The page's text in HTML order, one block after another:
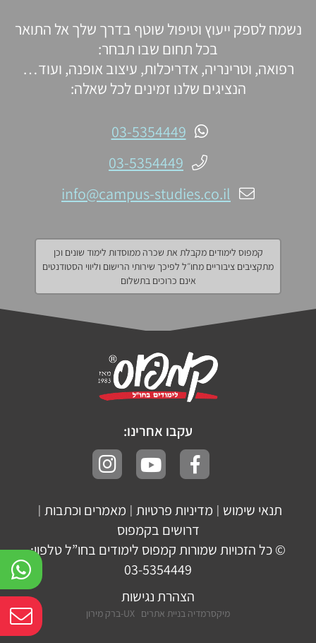
נשמח לספק ייעוץ וטיפול שוטף בדרך שלך אל התואר
בכל תחום שבו תבחר:
רפואה, וטרינריה, אדריכלות, עיצוב אופנה, ועוד…
הנציגים שלנו זמינים לכל שאלה:
03-5354449
03-5354449
info@campus-studies.co.il
קמפוס לימודים מקבלת את שכרה ממוסדות לימוד שונים וכן
מתקציבים ציבוריים מחו״ל לפיכך שירותי הרישום וליווי הסטודנטים
אינם כרוכים בתשלום
עקבו אחרינו:
מיקסרמדיה בניית אתרים UX-ברק מירון
© כל הזכויות שמורות קמפוס לימודים בחו”ל טלפון:
03-5354449
הצהרת נגישות
תנאי שימוש | מדיניות פרטיות | מאמרים וכתבות |
דרושים בקמפוס